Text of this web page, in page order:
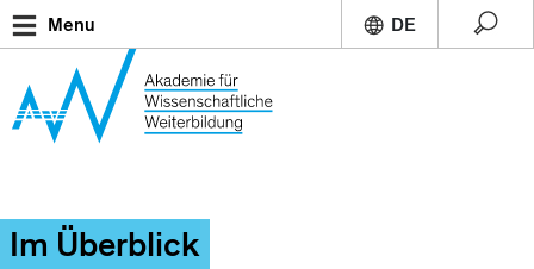
Direkt
zum
Menu
Im Überblick